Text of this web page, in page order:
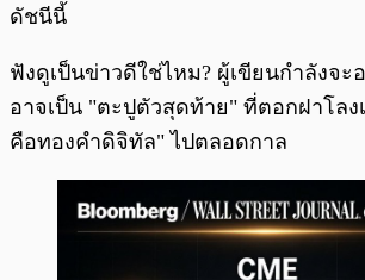
ดัชนีนี้
ฟังดูเป็นข่าวดีใช่ไหม? ผู้เขียนกำลังจ
อาจเป็น "ตะปูตัวสุดท้าย" ที่ตอกฝาโลง
คือทองคำดิจิทัล" ไปตลอดกาล